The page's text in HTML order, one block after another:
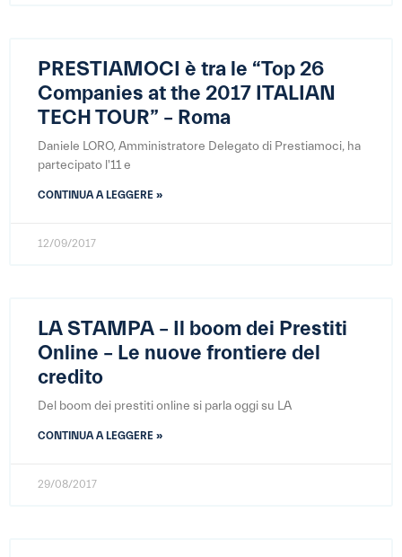
PRESTIAMOCI è tra le “Top 26
Companies at the 2017 ITALIAN
TECH TOUR” – Roma
Daniele LORO, Amministratore Delegato di Prestiamoci, ha
partecipato l'11 e
CONTINUA A LEGGERE »
12/09/2017
LA STAMPA – Il boom dei Prestiti
Online – Le nuove frontiere del
credito
Del boom dei prestiti online si parla oggi su LA
CONTINUA A LEGGERE »
29/08/2017